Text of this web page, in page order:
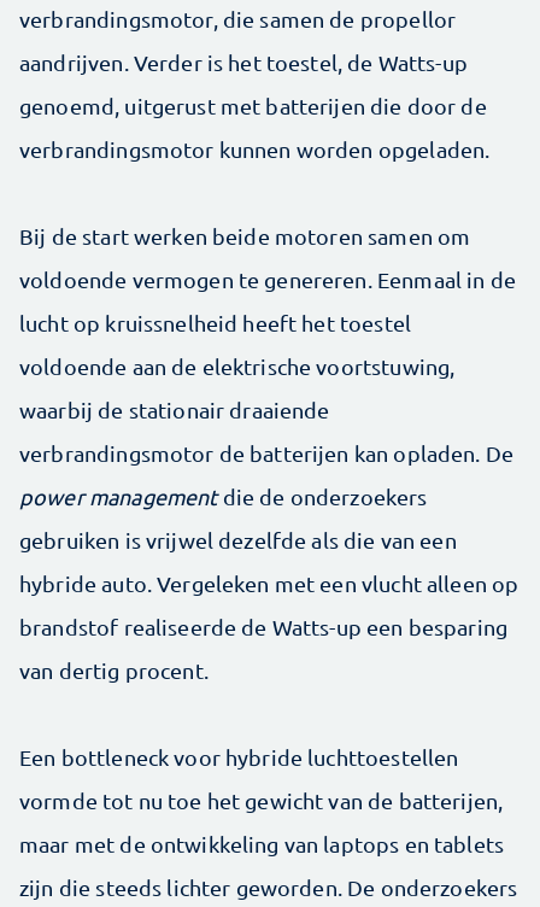
verbrandingsmotor, die samen de propellor
aandrijven. Verder is het toestel, de Watts-up
genoemd, uitgerust met batterijen die door de
verbrandingsmotor kunnen worden opgeladen.
Bij de start werken beide motoren samen om
voldoende vermogen te genereren. Eenmaal in de
lucht op kruissnelheid heeft het toestel
voldoende aan de elektrische voortstuwing,
waarbij de stationair draaiende
verbrandingsmotor de batterijen kan opladen. De
power managementdie de onderzoekers
gebruiken is vrijwel dezelfde als die van een
hybride auto. Vergeleken met een vlucht alleen op
brandstof realiseerde de Watts-up een besparing
van dertig procent.
Een bottleneck voor hybride luchttoestellen
vormde tot nu toe het gewicht van de batterijen,
maar met de ontwikkeling van laptops en tablets
zijn die steeds lichter geworden. De onderzoekers